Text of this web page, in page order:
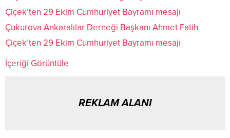
Çukurova Ankaralılar Derneği Başkanı Ahmet Fatih
Çiçek’ten 29 Ekim Cumhuriyet Bayramı mesajı
İçeriği Görüntüle
REKLAM ALANI